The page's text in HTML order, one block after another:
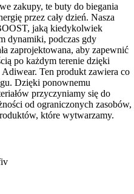
zakupy, te buty do biegania
przez cały dzień. Nasza
jaką kiedykolwiek
dynamiki, podczas gdy
zaprojektowana, aby zapewnić
po każdym terenie dzięki
Ten produkt zawiera co
Dzięki ponownemu
przyczyniamy się do
od ograniczonych zasobów,
które wytwarzamy.